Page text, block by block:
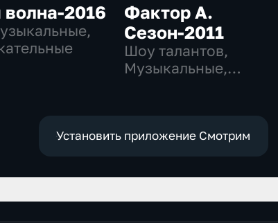
2016
Фактор А.
Сезон-2011
Шоу талантов,
Музыкальные,
Установить приложение Смотрим